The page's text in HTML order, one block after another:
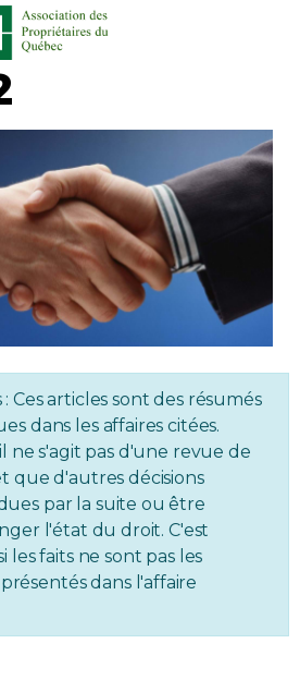
to main content
Ces articles sont des résumés
dans les affaires citées.
ne s'agit pas d'une revue de
que d'autres décisions
par la suite ou être
l'état du droit. C'est
les faits ne sont pas les
dans l'affaire